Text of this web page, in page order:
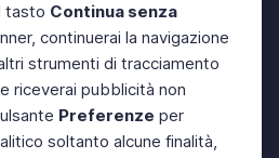
tasto Continua senza
continuerai la navigazione
strumenti di tracciamento
riceverai pubblicità non
Preferenze per
soltanto alcune finalità,